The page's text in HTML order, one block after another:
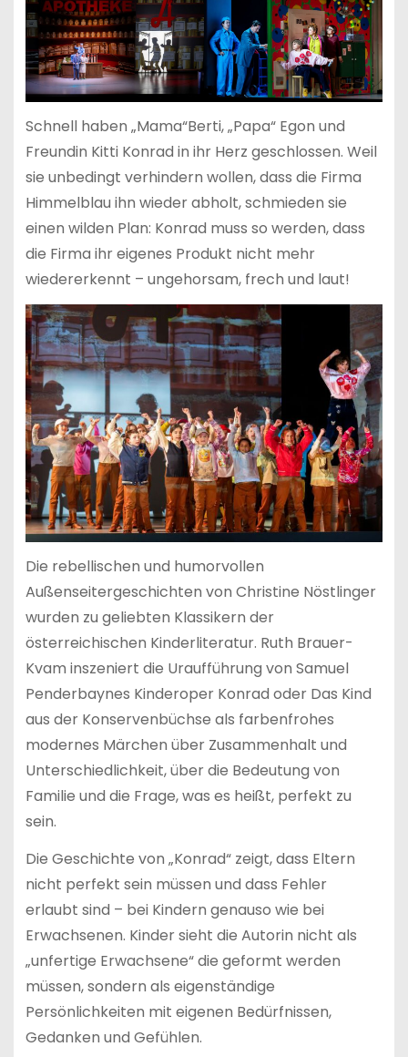
Schnell haben „Mama“Berti, „Papa“ Egon und
Freundin Kitti Konrad in ihr Herz geschlossen. Weil
sie unbedingt verhindern wollen, dass die Firma
Himmelblau ihn wieder abholt, schmieden sie
einen wilden Plan: Konrad muss so werden, dass
die Firma ihr eigenes Produkt nicht mehr
wiedererkennt – ungehorsam, frech und laut!
Die rebellischen und humorvollen
Außenseitergeschichten von Christine Nöstlinger
wurden zu geliebten Klassikern der
österreichischen Kinderliteratur. Ruth Brauer-
Kvam inszeniert die Uraufführung von Samuel
Penderbaynes Kinderoper Konrad oder Das Kind
aus der Konservenbüchse als farbenfrohes
modernes Märchen über Zusammenhalt und
Unterschiedlichkeit, über die Bedeutung von
Familie und die Frage, was es heißt, perfekt zu
sein.
Die Geschichte von „Konrad“ zeigt, dass Eltern
nicht perfekt sein müssen und dass Fehler
erlaubt sind – bei Kindern genauso wie bei
Erwachsenen. Kinder sieht die Autorin nicht als
„unfertige Erwachsene“ die geformt werden
müssen, sondern als eigenständige
Persönlichkeiten mit eigenen Bedürfnissen,
Gedanken und Gefühlen.